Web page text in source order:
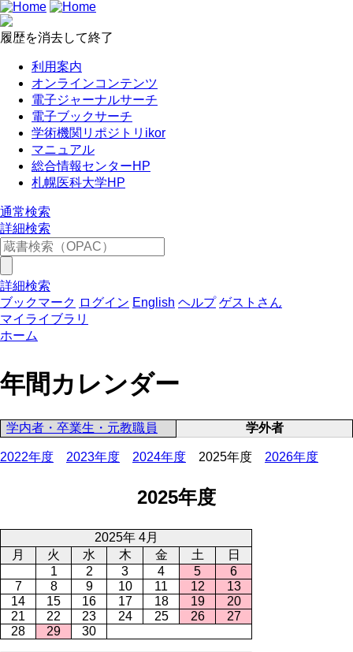
履歴を消去して終了
利用案内
オンラインコンテンツ
電子ジャーナルサーチ
電子ブックサーチ
学術機関リポジトリikor
マニュアル
総合情報センターHP
札幌医科大学HP
通常検索
詳細検索
詳細検索
ブックマーク ログイン English ヘルプ ゲストさん
マイライブラリ
ホーム
年間カレンダー
学内者・卒業生・元教職員 学外者
2022年度 2023年度 2024年度 2025年度 2026年度
2025年度
2025年 4月
月
火 水 木 金 土
日
1
2 3 4 5
6
7
8 9 10 11 12
13
14
15 16 17 18 19
20
21
22 23 24 25 26
27
28
29 30